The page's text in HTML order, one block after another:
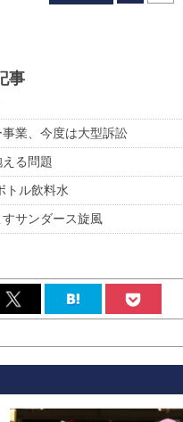
事
業、今度は大型訴訟
る問題
トル飲料水
サンダース旋風